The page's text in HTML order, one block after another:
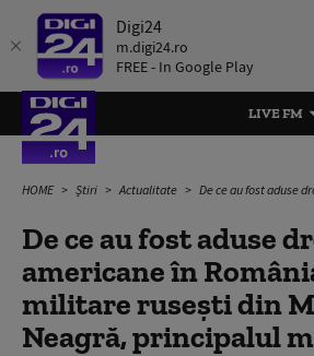
Digi24
m.digi24.ro
FREE - In Google Play
LIVE FM
HOME Știri Actualitate De ce au fost aduse dronele americane în
De ce au fost aduse
americane în
militare rusești din
Neagră, principalul